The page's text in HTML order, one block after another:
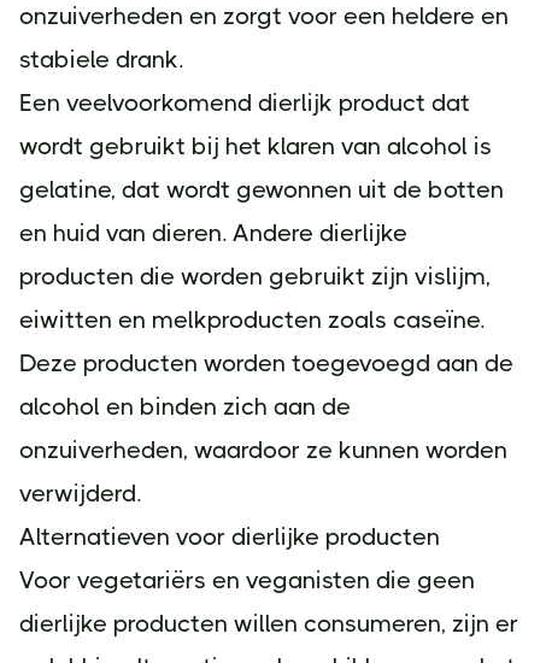
onzuiverheden en zorgt voor een heldere en
stabiele drank.
Een veelvoorkomend dierlijk product dat
wordt gebruikt bij het klaren van alcohol is
gelatine, dat wordt gewonnen uit de botten
en huid van dieren. Andere dierlijke
producten die worden gebruikt zijn vislijm,
eiwitten en melkproducten zoals caseïne.
Deze producten worden toegevoegd aan de
alcohol en binden zich aan de
onzuiverheden, waardoor ze kunnen worden
verwijderd.
Alternatieven voor dierlijke producten
Voor vegetariërs en veganisten die geen
dierlijke producten willen consumeren, zijn er